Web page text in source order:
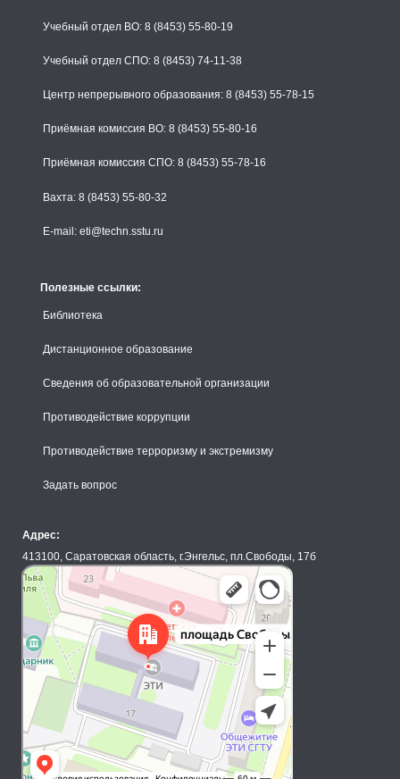
Учебный отдел ВО: 8 (8453) 55-80-19
Учебный отдел СПО: 8 (8453) 74-11-38
Центр непрерывного образования: 8 (8453) 55-78-15
Приёмная комиссия ВО: 8 (8453) 55-80-16
Приёмная комиссия СПО: 8 (8453) 55-78-16
Вахта: 8 (8453) 55-80-32
E-mail: eti@techn.sstu.ru
Полезные ссылки:
Библиотека
Дистанционное образование
Сведения об образовательной организации
Противодействие коррупции
Противодействие терроризму и экстремизму
Задать вопрос
Адрес:
413100, Саратовская область, г.Энгельс, пл.Свободы, 17б